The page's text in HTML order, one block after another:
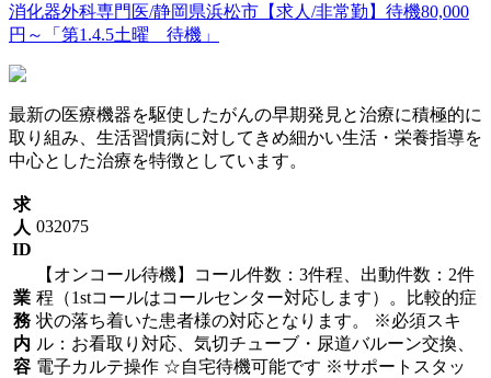
消化器外科専門医/静岡県浜松市【求人/非常勤】待機80,000
円～「第1.4.5土曜 待機」
最新の医療機器を駆使したがんの早期発見と治療に積極的に
取り組み、生活習慣病に対してきめ細かい生活・栄養指導を
中心とした治療を特徴としています。
求
人
ID
032075
業
務
内
容
【オンコール待機】コール件数：3件程、出動件数：2件
程（1stコールはコールセンター対応します）。比較的症
状の落ち着いた患者様の対応となります。 ※必須スキ
ル：お看取り対応、気切チューブ・尿道バルーン交換、
電子カルテ操作 ☆自宅待機可能です ※サポートスタッ